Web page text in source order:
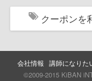
クーポンを
会社情報 講師になりた
©2009-2015 KiBAN